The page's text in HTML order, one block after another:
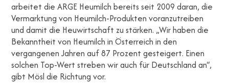
arbeitet die ARGE Heumilch bereits seit 2009 daran, die
Vermarktung von Heumilch-Produkten voranzutreiben
und damit die Heuwirtschaft zu stärken. „Wir haben die
Bekanntheit von Heumilch in Österreich in den
vergangenen Jahren auf 87 Prozent gesteigert. Einen
solchen Top-Wert streben wir auch für Deutschland an“,
gibt Mösl die Richtung vor.